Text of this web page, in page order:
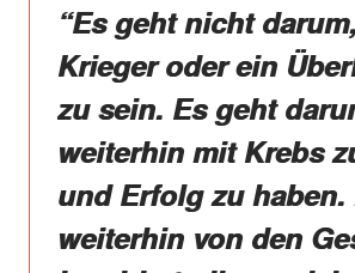
“Es geht nicht
Krieger oder ein
zu sein. Es geht
weiterhin mit Krebs
und Erfolg zu
weiterhin von den